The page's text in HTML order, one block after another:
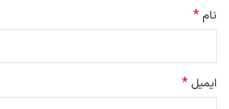
نام*
ایمیل *